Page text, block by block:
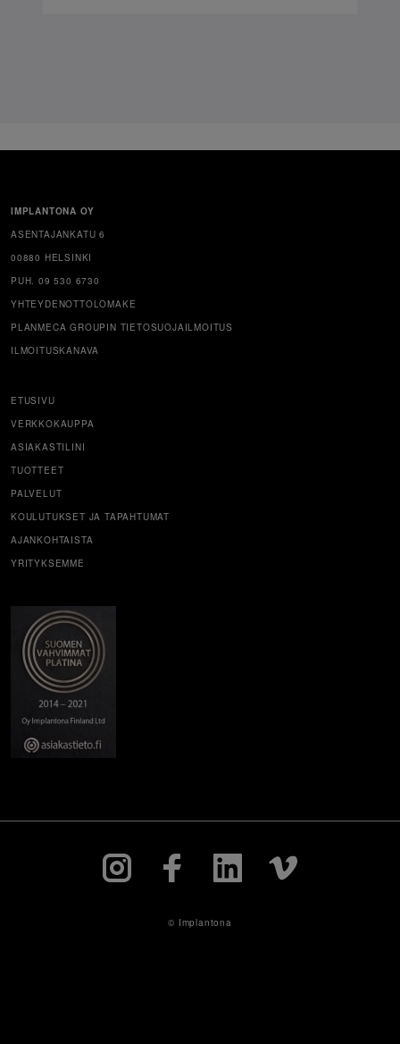
IMPLANTONA OY
ASENTAJANKATU 6
00880 HELSINKI
PUH. 09 530 6730
YHTEYDENOTTOLOMAKE
PLANMECA GROUPIN TIETOSUOJAILMOITUS
ILMOITUSKANAVA
ETUSIVU
VERKKOKAUPPA
ASIAKASTILINI
TUOTTEET
PALVELUT
KOULUTUKSET JA TAPAHTUMAT
AJANKOHTAISTA
YRITYKSEMME
© Implantona